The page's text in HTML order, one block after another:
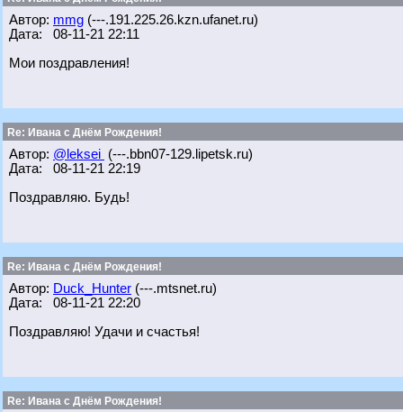
Автор: mmg (---.191.225.26.kzn.ufanet.ru)
Дата: 08-11-21 22:11
Мои поздравления!
Re: Ивана с Днём Рождения!
Автор: @leksei (---.bbn07-129.lipetsk.ru)
Дата: 08-11-21 22:19
Поздравляю. Будь!
Re: Ивана с Днём Рождения!
Автор: Duck_Hunter (---.mtsnet.ru)
Дата: 08-11-21 22:20
Поздравляю! Удачи и счастья!
Re: Ивана с Днём Рождения!